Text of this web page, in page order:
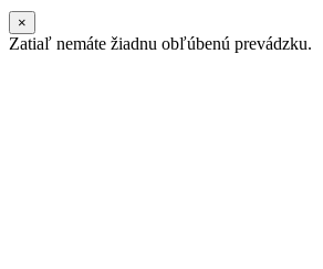
×
Zatiaľ nemáte žiadnu obľúbenú prevádzku.